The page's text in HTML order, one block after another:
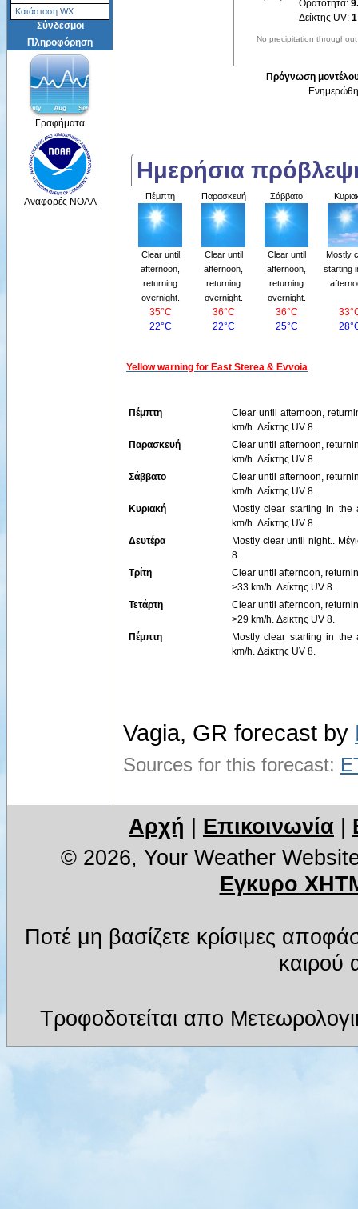
Κατάσταση WX
Σύνδεσμοι
Πληροφόρηση
Γραφήματα
Αναφορές NOAA
Ορατότητα:
Δείκτης UV: 1
No precipitation
Πρόγνωση
Ημερήσια
Πέμπτη Παρασκευή Σάββατο
Clear until
afternoon,
returning
overnight.
Clear until
afternoon,
returning
overnight.
Clear until
afternoon,
returning
overnight.
Mostly
starting
35°C
22°C
36°C
22°C
36°C
25°C
Yellow warning for East Sterea & Evvoia
Πέμπτη
Clear until afternoon,
km/h. Δείκτης UV 8.
Παρασκευή
Clear until afternoon,
km/h. Δείκτης UV 8.
Σάββατο
Clear until afternoon,
km/h. Δείκτης UV 8.
Κυριακή
Mostly clear starting in the
km/h. Δείκτης UV 8.
Δευτέρα
Mostly clear until night..
8.
Τρίτη
Clear until afternoon,
>33 km/h. Δείκτης UV 8.
Τετάρτη
Clear until afternoon,
>29 km/h. Δείκτης UV 8.
Πέμπτη
Mostly clear starting in the
km/h. Δείκτης UV 8.
Vagia, GR forecast by
Sources for this forecast:
Αρχή Επικοινωνία
© 2026, Your Weather
Εγκυρο
Ποτέ μη βασίζετε κρίσιμες
καιρού
Τροφοδοτείται απο